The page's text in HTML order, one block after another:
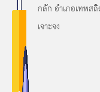
กลัก อำเภอเทพส
เจาะจง